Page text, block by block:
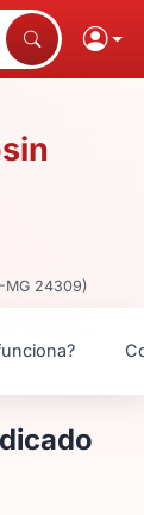
MG 24309)